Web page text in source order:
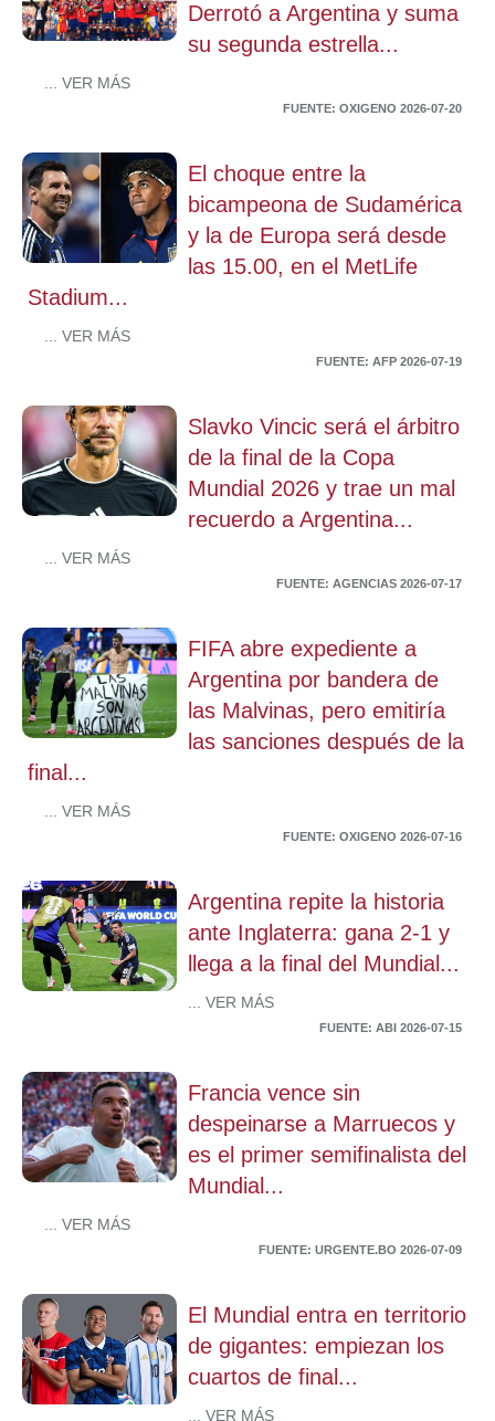
Derrotó a Argentina y suma
su segunda estrella...
... VER MÁS
FUENTE: OXIGENO 2026-07-20
El choque entre la
bicampeona de Sudamérica
y la de Europa será desde
las 15.00, en el MetLife
Stadium...
... VER MÁS
FUENTE: AFP 2026-07-19
Slavko Vincic será el árbitro
de la final de la Copa
Mundial 2026 y trae un mal
recuerdo a Argentina...
... VER MÁS
FUENTE: AGENCIAS 2026-07-17
FIFA abre expediente a
Argentina por bandera de
las Malvinas, pero emitiría
las sanciones después de la
final...
... VER MÁS
FUENTE: OXIGENO 2026-07-16
Argentina repite la historia
ante Inglaterra: gana 2-1 y
llega a la final del Mundial...
... VER MÁS
FUENTE: ABI 2026-07-15
Francia vence sin
despeinarse a Marruecos y
es el primer semifinalista del
Mundial...
... VER MÁS
FUENTE: URGENTE.BO 2026-07-09
El Mundial entra en territorio
de gigantes: empiezan los
cuartos de final...
... VER MÁS